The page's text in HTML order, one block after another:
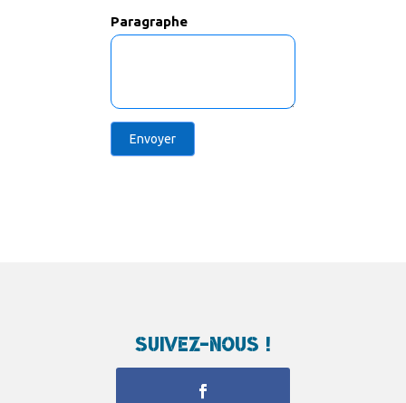
Paragraphe
Envoyer
Suivez-nous !